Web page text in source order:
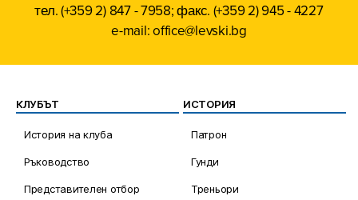
тел. (+359 2) 847 - 7958; факс. (+359 2) 945 - 4227
e-mail: office@levski.bg
КЛУБЪТ
История на клуба
Ръководство
Представителен отбор
ИСТОРИЯ
Патрон
Гунди
Треньори